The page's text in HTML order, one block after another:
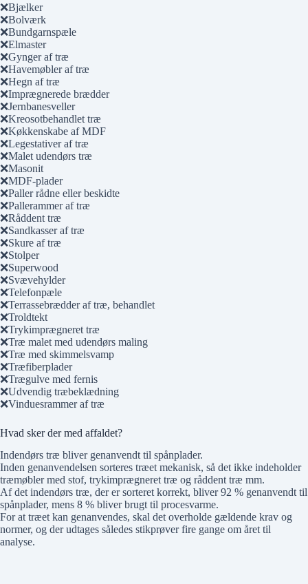
Bjælker
Bolværk
Bundgarnspæle
Elmaster
Gynger af træ
Havemøbler af træ
Hegn af træ
Imprægnerede brædder
Jernbanesveller
Kreosotbehandlet træ
Køkkenskabe af MDF
Legestativer af træ
Malet udendørs træ
Masonit
MDF-plader
Paller rådne eller beskidte
Pallerammer af træ
Råddent træ
Sandkasser af træ
Skure af træ
Stolper
Superwood
Svævehylder
Telefonpæle
Terrassebrædder af træ, behandlet
Troldtekt
Trykimprægneret træ
Træ malet med udendørs maling
Træ med skimmelsvamp
Træfiberplader
Trægulve med fernis
Udvendig træbeklædning
Vinduesrammer af træ
Hvad sker der med affaldet?
Indendørs træ bliver genanvendt til spånplader.
Inden genanvendelsen sorteres træet mekanisk, så det ikke indeholder
træmøbler med stof, trykimprægneret træ og råddent træ mm.
Af det indendørs træ, der er sorteret korrekt, bliver 92 % genanvendt til
spånplader, mens 8 % bliver brugt til procesvarme.
For at træet kan genanvendes, skal det overholde gældende krav og
normer, og der udtages således stikprøver fire gange om året til
analyse.